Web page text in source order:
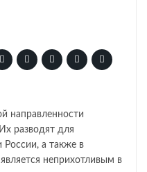
направленности
разводят для
России, а также в
неприхотливым в